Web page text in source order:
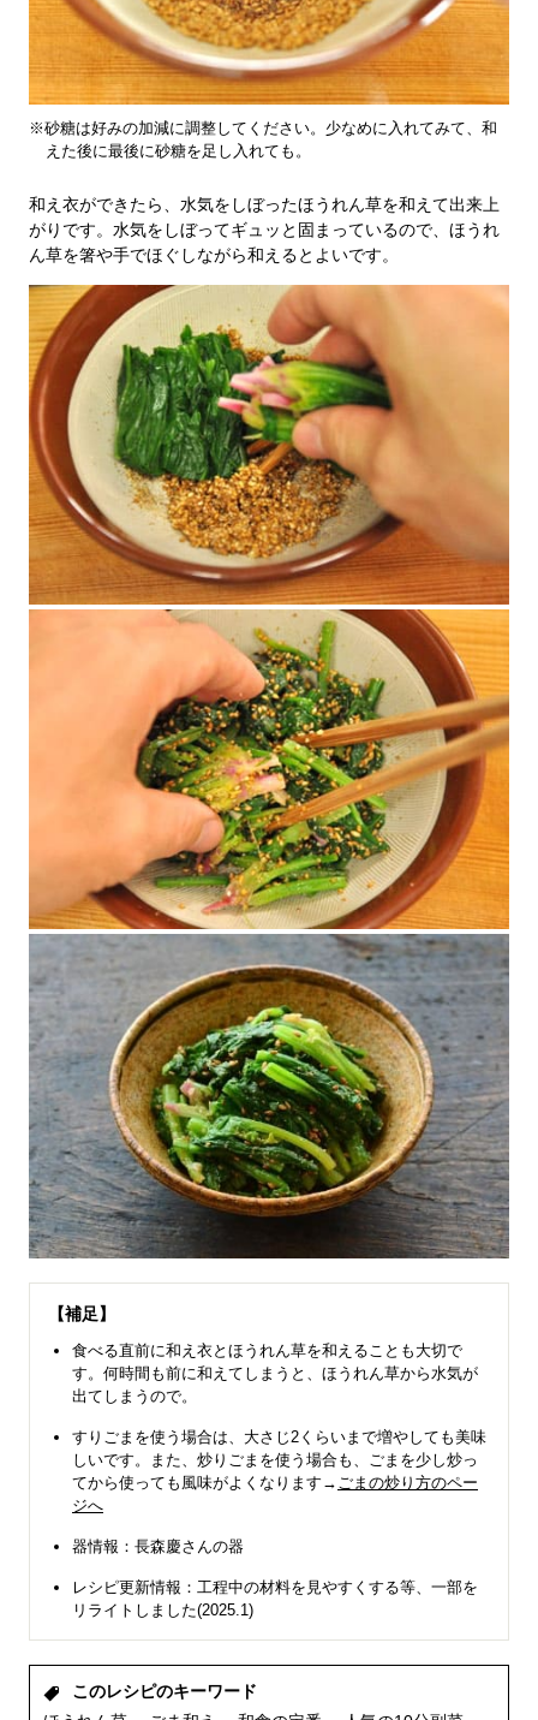
※砂糖は好みの加減に調整してください。少なめに入れてみて、和
えた後に最後に砂糖を足し入れても。
和え衣ができたら、水気をしぼったほうれん草を和えて出来上
がりです。水気をしぼってギュッと固まっているので、ほうれ
ん草を箸や手でほぐしながら和えるとよいです。
【補足】
食べる直前に和え衣とほうれん草を和えることも大切で
す。何時間も前に和えてしまうと、ほうれん草から水気が
出てしまうので。
すりごまを使う場合は、大さじ2くらいまで増やしても美味
しいです。また、炒りごまを使う場合も、ごまを少し炒っ
てから使っても風味がよくなります→ ごまの炒り方のペー
ジへ
器情報：長森慶さんの器
レシピ更新情報：工程中の材料を見やすくする等、一部を
リライトしました(2025.1)
このレシピのキーワード